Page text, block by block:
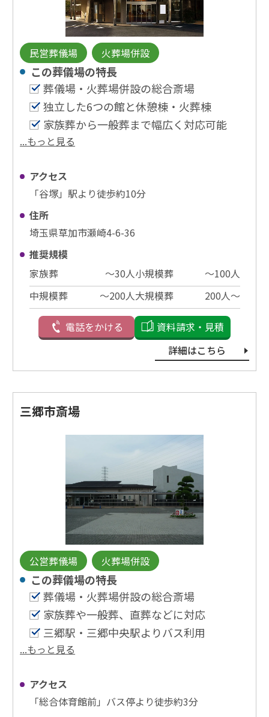
民営葬儀場 火葬場併設
この葬儀場の特⻑
葬儀場・火葬場併設の総合斎場
独立した6つの館と休憩棟・火葬棟
家族葬から一般葬まで幅広く対応可能
...もっと見る
アクセス
「谷塚」駅より徒歩約10分
住所
埼玉県草加市瀬崎4-6-36
推奨規模
家族葬
〜30⼈小規模葬
〜100⼈
中規模葬
〜200⼈大規模葬 200⼈〜
電話をかける
資料請求・見積
詳細はこちら
三郷市斎場
公営葬儀場 火葬場併設
この葬儀場の特⻑
葬儀場・火葬場併設の総合斎場
家族葬や一般葬、直葬などに対応
三郷駅・三郷中央駅よりバス利用
...もっと見る
アクセス
「総合体育館前」バス停より徒歩約3分